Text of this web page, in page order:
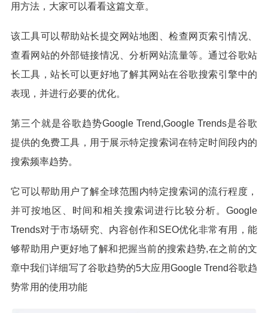
用方法，大家可以看看这篇文章。
该工具可以帮助站长提交网站地图、检查网页索引情况、
查看网站的外部链接情况、分析网站流量等。通过谷歌站
长工具，站长可以更好地了解其网站在谷歌搜索引擎中的
表现，并进行必要的优化。
第三个就是谷歌趋势Google Trend,Google Trends是谷歌
提供的免费工具，用于展示特定搜索词在特定时间段内的
搜索频率趋势。
它可以帮助用户了解全球范围内特定搜索词的流行程度，
并可按地区、时间和相关搜索词进行比较分析。Google
Trends对于市场研究、内容创作和SEO优化非常有用，能
够帮助用户更好地了解和把握当前的搜索趋势,在之前的文
章中我们详细写了谷歌趋势的5大应用Google Trend谷歌趋
势常用的使用功能